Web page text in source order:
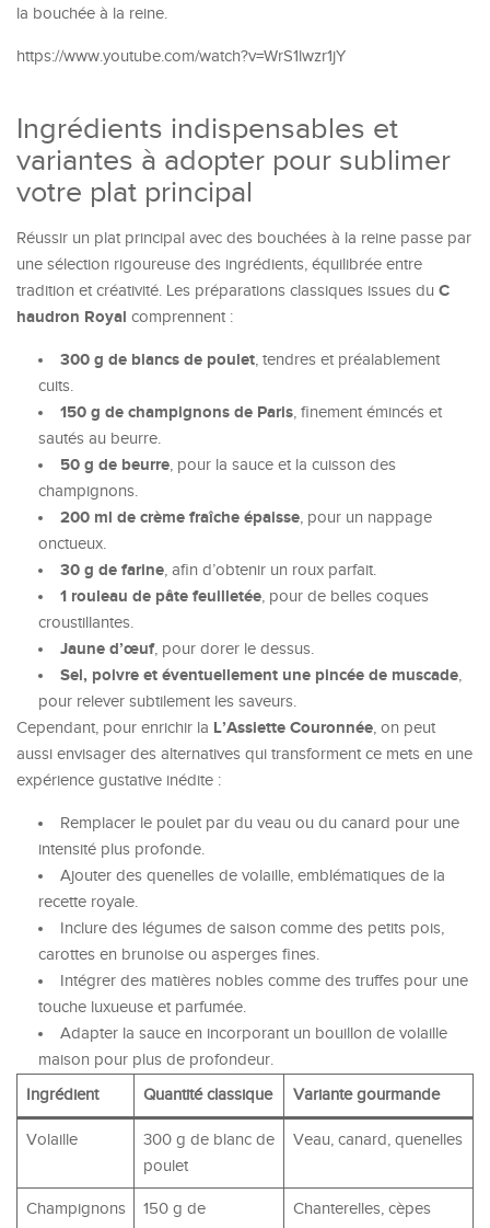
la bouchée à la reine.
https://www.youtube.com/watch?v=WrS1lwzr1jY
Ingrédients indispensables et
variantes à adopter pour sublimer
votre plat principal
Réussir un plat principal avec des bouchées à la reine passe par
une sélection rigoureuse des ingrédients, équilibrée entre
tradition et créativité. Les préparations classiques issues du C
haudron Royal comprennent :
300 g de blancs de poulet, tendres et préalablement
cuits.
150 g de champignons de Paris, finement émincés et
sautés au beurre.
50 g de beurre, pour la sauce et la cuisson des
champignons.
200 ml de crème fraîche épaisse, pour un nappage
onctueux.
30 g de farine, afin d’obtenir un roux parfait.
1 rouleau de pâte feuilletée, pour de belles coques
croustillantes.
Jaune d’œuf, pour dorer le dessus.
Sel, poivre et éventuellement une pincée de muscade,
pour relever subtilement les saveurs.
Cependant, pour enrichir la L’Assiette Couronnée, on peut
aussi envisager des alternatives qui transforment ce mets en une
expérience gustative inédite :
Remplacer le poulet par du veau ou du canard pour une
intensité plus profonde.
Ajouter des quenelles de volaille, emblématiques de la
recette royale.
Inclure des légumes de saison comme des petits pois,
carottes en brunoise ou asperges fines.
Intégrer des matières nobles comme des truffes pour une
touche luxueuse et parfumée.
Adapter la sauce en incorporant un bouillon de volaille
maison pour plus de profondeur.
Ingrédient
Quantité classique Variante gourmande
Volaille
300 g de blanc de
poulet
Veau, canard, quenelles
Champignons
150 g de
Chanterelles, cèpes